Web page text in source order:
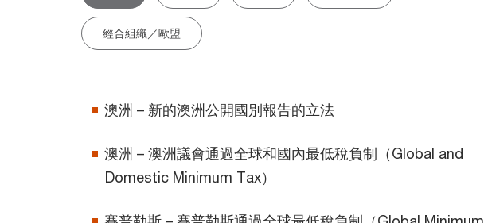
經合組織／歐盟
澳洲 – 新的澳洲公開國別報告的立法
澳洲 – 澳洲議會通過全球和國內最低稅負制（Global and
Domestic Minimum Tax）